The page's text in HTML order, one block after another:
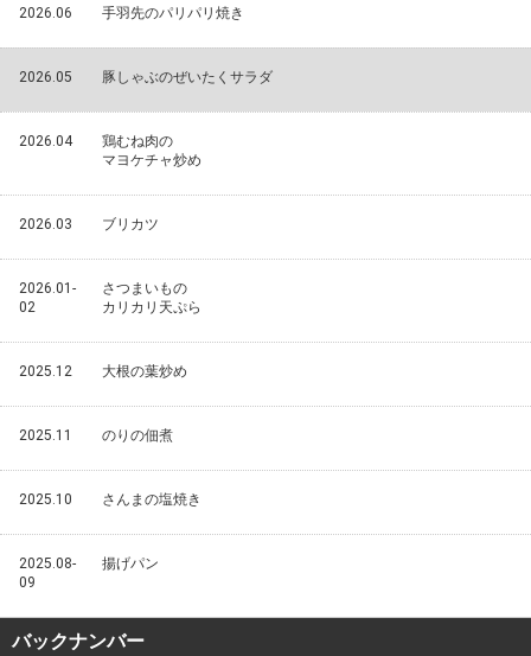
2026.06 手羽先のパリパリ焼き
2026.05 豚しゃぶのぜいたくサラダ
2026.04
鶏むね肉の
マヨケチャ炒め
2026.03 ブリカツ
2026.01-
02
さつまいもの
カリカリ天ぷら
2025.12 大根の葉炒め
2025.11 のりの佃煮
2025.10 さんまの塩焼き
2025.08-
09
揚げパン
バックナンバー